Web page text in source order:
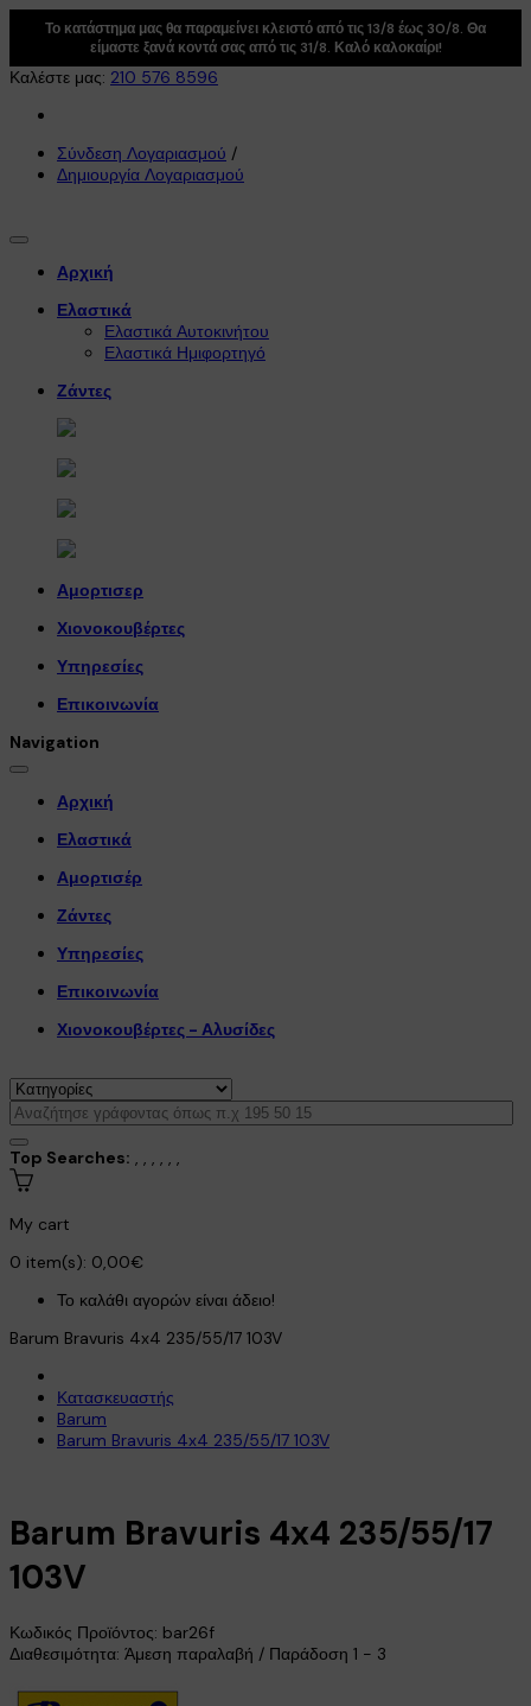
Το κατάστημα μας θα παραμείνει κλειστό από τις 13/8 έως 30/8. Θα
είμαστε ξανά κοντά σας από τις 31/8. Καλό καλοκαίρι!
Καλέστε μας: 210 576 8596
Σύνδεση Λογαριασμού /
Δημιουργία Λογαριασμού
Αρχική
Ελαστικά
Ελαστικά Αυτοκινήτου
Ελαστικά Ημιφορτηγό
Ζάντες
Αμορτισερ
Χιονοκουβέρτες
Υπηρεσίες
Επικοινωνία
Navigation
Αρχική
Ελαστικά
Αμορτισέρ
Ζάντες
Υπηρεσίες
Επικοινωνία
Χιονοκουβέρτες - Αλυσίδες
Top Searches: , , , , , ,
My cart
0 item(s): 0,00€
Το καλάθι αγορών είναι άδειο!
Barum Bravuris 4x4 235/55/17 103V
Κατασκευαστής
Barum
Barum Bravuris 4x4 235/55/17 103V
Barum Bravuris 4x4 235/55/17
103V
Κωδικός Προϊόντος: bar26f
Διαθεσιμότητα: Άμεση παραλαβή / Παράδοση 1 - 3